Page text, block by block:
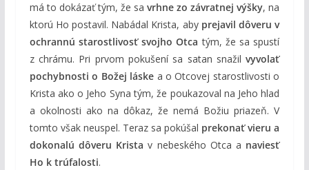
má to dokázať tým, že savrhne zo závratnej výšky, na
ktorú Ho postavil. Nabádal Krista, aby prejavil dôveru v
ochrannú starostlivosť svojho Otca tým, že sa spustí
z chrámu. Pri prvom pokušení sa satan snažilvyvolať
pochybnosti o Božej láske a o Otcovej starostlivosti o
Krista ako o Jeho Syna tým, že poukazoval na Jeho hlad
a okolnosti ako na dôkaz, že nemá Božiu priazeň. V
tomto však neuspel. Teraz sa pokúšal prekonať vieru a
dokonalú dôveru Krista v nebeského Otca a naviesť
Ho k trúfalosti.